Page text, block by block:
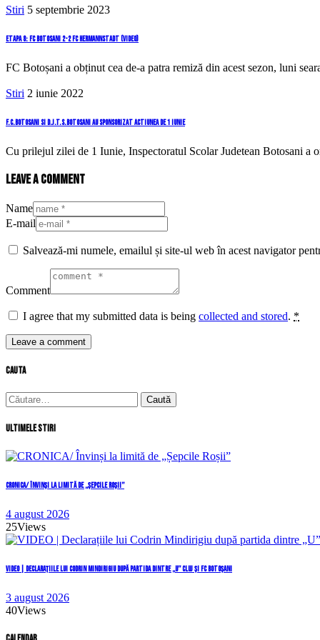
Stiri 5 septembrie 2023
Etapa 8: FC Botosani 2-2 FC Hermannstadt (video)
FC Botoșani a obținut cea de-a patra remiză din acest sezon, luni
Stiri 2 iunie 2022
F.C.Botosani si D.J.T.S.Botosani au sponsorizat actiunea de 1 iunie
Cu prilejul zilei de 1 Iunie, Inspectoratul Scolar Judetean Botosani
Leave a comment
Name
E-mail
Salvează-mi numele, emailul și site-ul web în acest navigator
Comment
I agree that my submitted data is being collected and stored. *
cauta
Caută
după:
Ultimele stiri
CRONICA/ Învinși la limită de „Șepcile Roșii”
4 august 2026
25Views
VIDEO | Declarațiile lui Codrin Mindirigiu după partida dintre „U” Cluj și FC Botoșani
3 august 2026
40Views